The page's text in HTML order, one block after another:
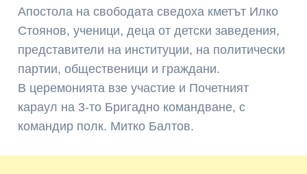
Апостола на свободата сведоха кметът Илко
Стоянов, ученици, деца от детски заведения,
представители на институции, на политически
партии, общественици и граждани.
В церемонията взе участие и Почетният
караул на 3-то Бригадно командване, с
командир полк. Митко Балтов.